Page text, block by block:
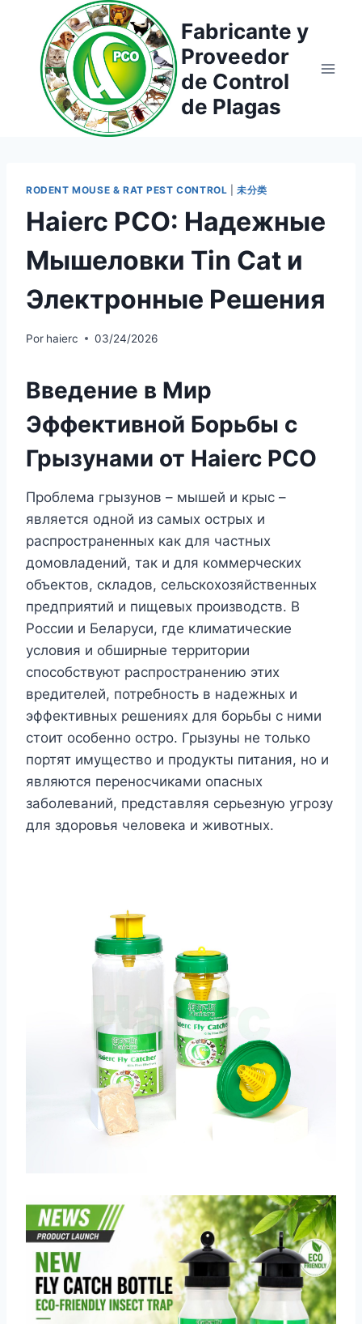
contenido
Fabricante y
Proveedor
de Control
de Plagas
RODENT MOUSE & RAT PEST CONTROL |未分类
Haierc PCO: Надежные
Мышеловки Tin Cat и
Электронные Решения
Por haierc 03/24/2026
Введение в Мир
Эффективной Борьбы с
Грызунами от Haierc PCO
Проблема грызунов – мышей и крыс –
является одной из самых острых и
распространенных как для частных
домовладений, так и для коммерческих
объектов, складов, сельскохозяйственных
предприятий и пищевых производств. В
России и Беларуси, где климатические
условия и обширные территории
способствуют распространению этих
вредителей, потребность в надежных и
эффективных решениях для борьбы с ними
стоит особенно остро. Грызуны не только
портят имущество и продукты питания, но и
являются переносчиками опасных
заболеваний, представляя серьезную угрозу
для здоровья человека и животных.